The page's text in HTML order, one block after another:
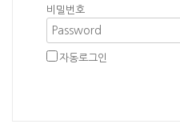
비밀번호
자동로그인